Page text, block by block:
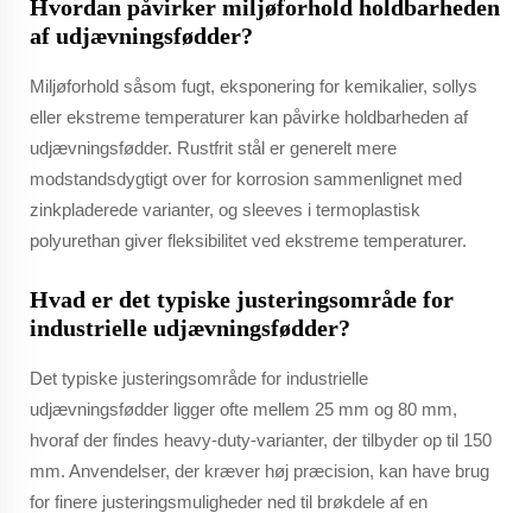
Hvordan påvirker miljøforhold holdbarheden
af udjævningsfødder?
Miljøforhold såsom fugt, eksponering for kemikalier, sollys
eller ekstreme temperaturer kan påvirke holdbarheden af
udjævningsfødder. Rustfrit stål er generelt mere
modstandsdygtigt over for korrosion sammenlignet med
zinkpladerede varianter, og sleeves i termoplastisk
polyurethan giver fleksibilitet ved ekstreme temperaturer.
Hvad er det typiske justeringsområde for
industrielle udjævningsfødder?
Det typiske justeringsområde for industrielle
udjævningsfødder ligger ofte mellem 25 mm og 80 mm,
hvoraf der findes heavy-duty-varianter, der tilbyder op til 150
mm. Anvendelser, der kræver høj præcision, kan have brug
for finere justeringsmuligheder ned til brøkdele af en